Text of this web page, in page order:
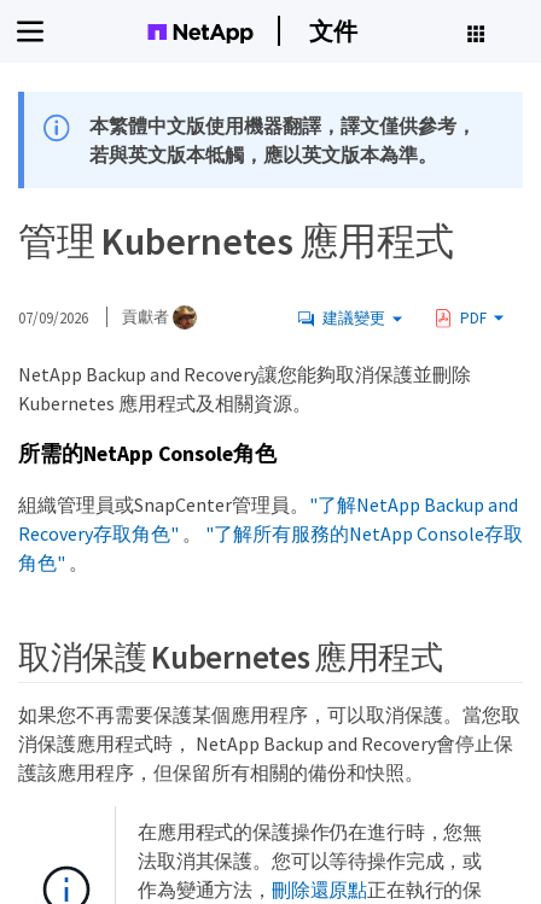
文件
本繁體中文版使用機器翻譯，譯文僅供參考，
若與英文版本牴觸，應以英文版本為準。
管理 Kubernetes 應用程式
07/09/2026 貢獻者 建議變更 PDF
NetApp Backup and Recovery讓您能夠取消保護並刪除
Kubernetes 應用程式及相關資源。
所需的NetApp Console角色
組織管理員或SnapCenter管理員。 "了解NetApp Backup and
Recovery存取角色" 。 "了解所有服務的NetApp Console存取
角色" 。
取消保護 Kubernetes 應用程式
如果您不再需要保護某個應用程序，可以取消保護。當您取
消保護應用程式時， NetApp Backup and Recovery會停止保
護該應用程序，但保留所有相關的備份和快照。
在應用程式的保護操作仍在進行時，您無
法取消其保護。您可以等待操作完成，或
作為變通方法， 刪除還原點正在執行的保